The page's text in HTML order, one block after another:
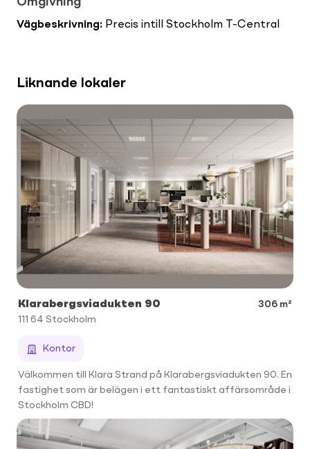
Vägbeskrivning: Precis intill Stockholm T-Central
Liknande lokaler
Klarabergsviadukten 90
306 m²
111 64 Stockholm
Kontor
Välkommen till Klara Strand på Klarabergsviadukten 90. En
fastighet som är belägen i ett fantastiskt affärsområde i
Stockholm CBD!